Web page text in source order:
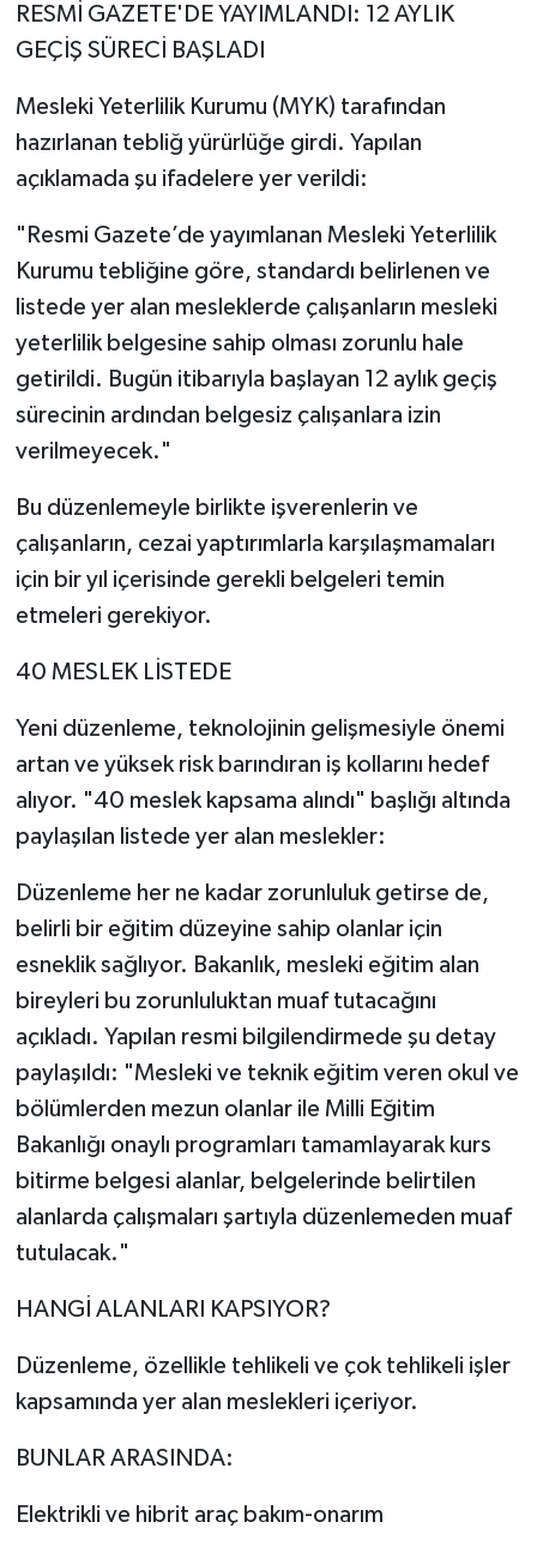
RESMİ GAZETE'DE YAYIMLANDI: 12 AYLIK
GEÇİŞ SÜRECİ BAŞLADI
Mesleki Yeterlilik Kurumu (MYK) tarafından
hazırlanan tebliğ yürürlüğe girdi. Yapılan
açıklamada şu ifadelere yer verildi:
"Resmi Gazete’de yayımlanan Mesleki Yeterlilik
Kurumu tebliğine göre, standardı belirlenen ve
listede yer alan mesleklerde çalışanların mesleki
yeterlilik belgesine sahip olması zorunlu hale
getirildi. Bugün itibarıyla başlayan 12 aylık geçiş
sürecinin ardından belgesiz çalışanlara izin
verilmeyecek."
Bu düzenlemeyle birlikte işverenlerin ve
çalışanların, cezai yaptırımlarla karşılaşmamaları
için bir yıl içerisinde gerekli belgeleri temin
etmeleri gerekiyor.
40 MESLEK LİSTEDE
Yeni düzenleme, teknolojinin gelişmesiyle önemi
artan ve yüksek risk barındıran iş kollarını hedef
alıyor. "40 meslek kapsama alındı" başlığı altında
paylaşılan listede yer alan meslekler:
Düzenleme her ne kadar zorunluluk getirse de,
belirli bir eğitim düzeyine sahip olanlar için
esneklik sağlıyor. Bakanlık, mesleki eğitim alan
bireyleri bu zorunluluktan muaf tutacağını
açıkladı. Yapılan resmi bilgilendirmede şu detay
paylaşıldı: "Mesleki ve teknik eğitim veren okul ve
bölümlerden mezun olanlar ile Milli Eğitim
Bakanlığı onaylı programları tamamlayarak kurs
bitirme belgesi alanlar, belgelerinde belirtilen
alanlarda çalışmaları şartıyla düzenlemeden muaf
tutulacak."
HANGİ ALANLARI KAPSIYOR?
Düzenleme, özellikle tehlikeli ve çok tehlikeli işler
kapsamında yer alan meslekleri içeriyor.
BUNLAR ARASINDA:
Elektrikli ve hibrit araç bakım-onarım